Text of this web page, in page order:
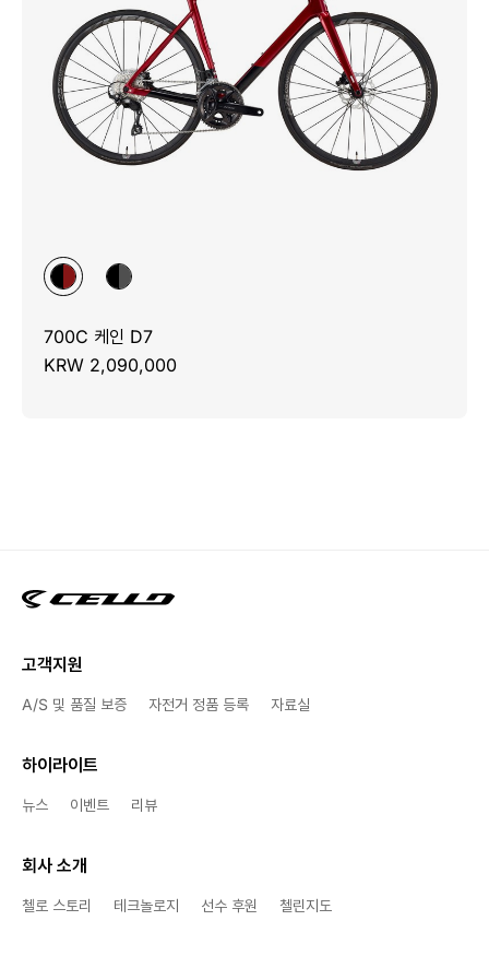
700C 케인 D7
KRW 2,090,000
고객지원
A/S 및 품질 보증 자전거 정품 등록 자료실
하이라이트
뉴스 이벤트 리뷰
회사 소개
첼로 스토리 테크놀로지 선수 후원 첼린지도